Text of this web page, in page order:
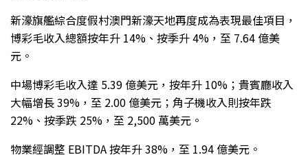
新濠旗艦綜合度假村澳門新濠天地再度成為表現最佳項目，
博彩毛收入總額按年升 14%、按季升 4%，至 7.64 億美
元。
中場博彩毛收入達 5.39 億美元，按年升 10%；貴賓廳收入
大幅增長 39%，至 2.00 億美元；角子機收入則按年跌
22%、按季跌 25%，至 2,500 萬美元。
物業經調整 EBITDA 按年升 38%，至 1.94 億美元。